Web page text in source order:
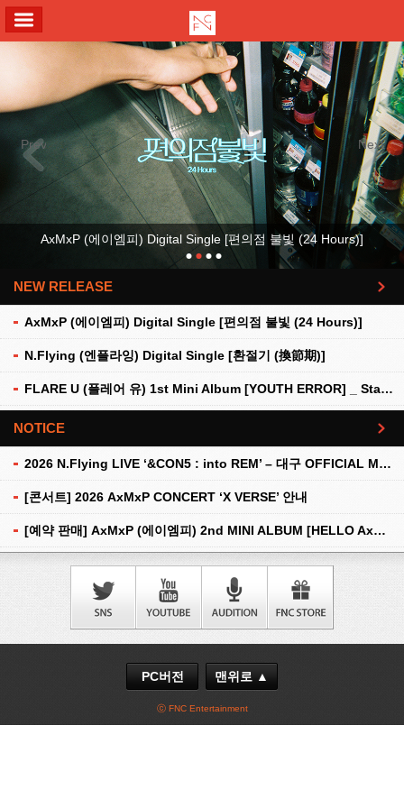
Previous Next
AxMxP (에이엠피) Digital Single [편의점 불빛 (24 Hours)]
NEW RELEASE
AxMxP (에이엠피) Digital Single [편의점 불빛 (24 Hours)]
N.Flying (엔플라잉) Digital Single [환절기 (換節期)]
FLARE U (플레어 유) 1st Mini Album [YOUTH ERROR] _ Stationery Kit Ver.
더보기
NOTICE
2026 N.Flying LIVE ‘&CON5 : into REM’ – 대구 OFFICIAL MD 현장 판매 안내
[콘서트] 2026 AxMxP CONCERT ‘X VERSE’ 안내
[예약 판매] AxMxP (에이엠피) 2nd MINI ALBUM [HELLO AxMxP] 예약 판매 안내
더보기
PC버전 맨위로 ▲
ⓒ FNC Entertainment